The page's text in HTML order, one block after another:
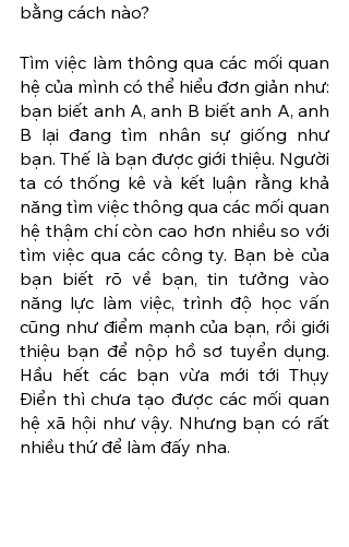
bằng cách nào?
Tìm việc làm thông qua các mối quan
hệ của mình có thể hiểu đơn giản như:
bạn biết anh A, anh B biết anh A, anh
B lại đang tìm nhân sự giống như
bạn. Thế là bạn được giới thiệu. Người
ta có thống kê và kết luận rằng khả
năng tìm việc thông qua các mối quan
hệ thậm chí còn cao hơn nhiều so với
tìm việc qua các công ty. Bạn bè của
bạn biết rõ về bạn, tin tưởng vào
năng lực làm việc, trình độ học vấn
cũng như điểm mạnh của bạn, rồi giới
thiệu bạn để nộp hồ sơ tuyển dụng.
Hầu hết các bạn vừa mới tới Thụy
Điển thì chưa tạo được các mối quan
hệ xã hội như vậy. Nhưng bạn có rất
nhiều thứ để làm đấy nha.